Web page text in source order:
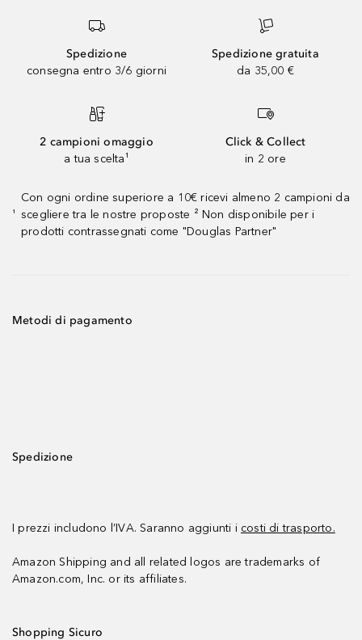
Spedizione
consegna entro 3/6 giorni
Spedizione gratuita
da 35,00 €
2 campioni omaggio
a tua scelta¹
Click & Collect
in 2 ore
¹
Con ogni ordine superiore a 10€ ricevi almeno 2 campioni da
scegliere tra le nostre proposte ² Non disponibile per i
prodotti contrassegnati come "Douglas Partner"
Metodi di pagamento
Spedizione
I prezzi includono l’IVA. Saranno aggiunti i costi di trasporto.
Amazon Shipping and all related logos are trademarks of
Amazon.com, Inc. or its affiliates.
Shopping Sicuro